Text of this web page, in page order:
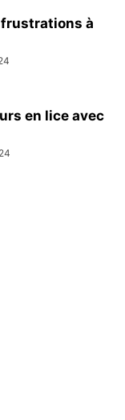
frustrations à
en lice avec